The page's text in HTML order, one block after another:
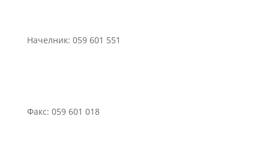
Начелник: 059 601 551
Факс: 059 601 018